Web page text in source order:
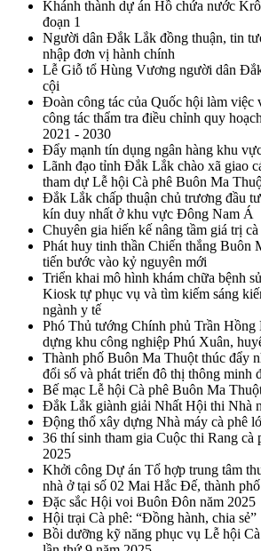
Khánh thành dự án Hồ chứa nước
đoạn 1
Người dân Đắk Lắk đồng thuận, tin
nhập đơn vị hành chính
Lễ Giỗ tổ Hùng Vương người dân
cội
Đoàn công tác của Quốc hội làm
công tác thẩm tra điều chỉnh quy
2021 - 2030
Đẩy mạnh tín dụng ngân hàng khu
Lãnh đạo tỉnh Đắk Lắk chào xã giao
tham dự Lễ hội Cà phê Buôn Ma
Đắk Lắk chấp thuận chủ trương đầu
kín duy nhất ở khu vực Đông Nam Á
Chuyên gia hiến kế nâng tầm giá trị
Phát huy tinh thần Chiến thắng Buôn
tiến bước vào kỷ nguyên mới
Triển khai mô hình khám chữa bệnh
Kiosk tự phục vụ và tìm kiếm sáng
ngành y tế
Phó Thủ tướng Chính phủ Trần Hồng
dựng khu công nghiệp Phú Xuân,
Thành phố Buôn Ma Thuột thúc đẩy
đổi số và phát triển đô thị thông minh
Bế mạc Lễ hội Cà phê Buôn Ma
Đắk Lắk giành giải Nhất Hội thi Nhà
Động thổ xây dựng Nhà máy cà phê
36 thí sinh tham gia Cuộc thi Rang cà
2025
Khởi công Dự án Tổ hợp trung tâm
nhà ở tại số 02 Mai Hắc Đế, thành
Đặc sắc Hội voi Buôn Đôn năm 2025
Hội trại Cà phê: “Đồng hành, chia sẻ”
Bồi dưỡng kỹ năng phục vụ Lễ hội